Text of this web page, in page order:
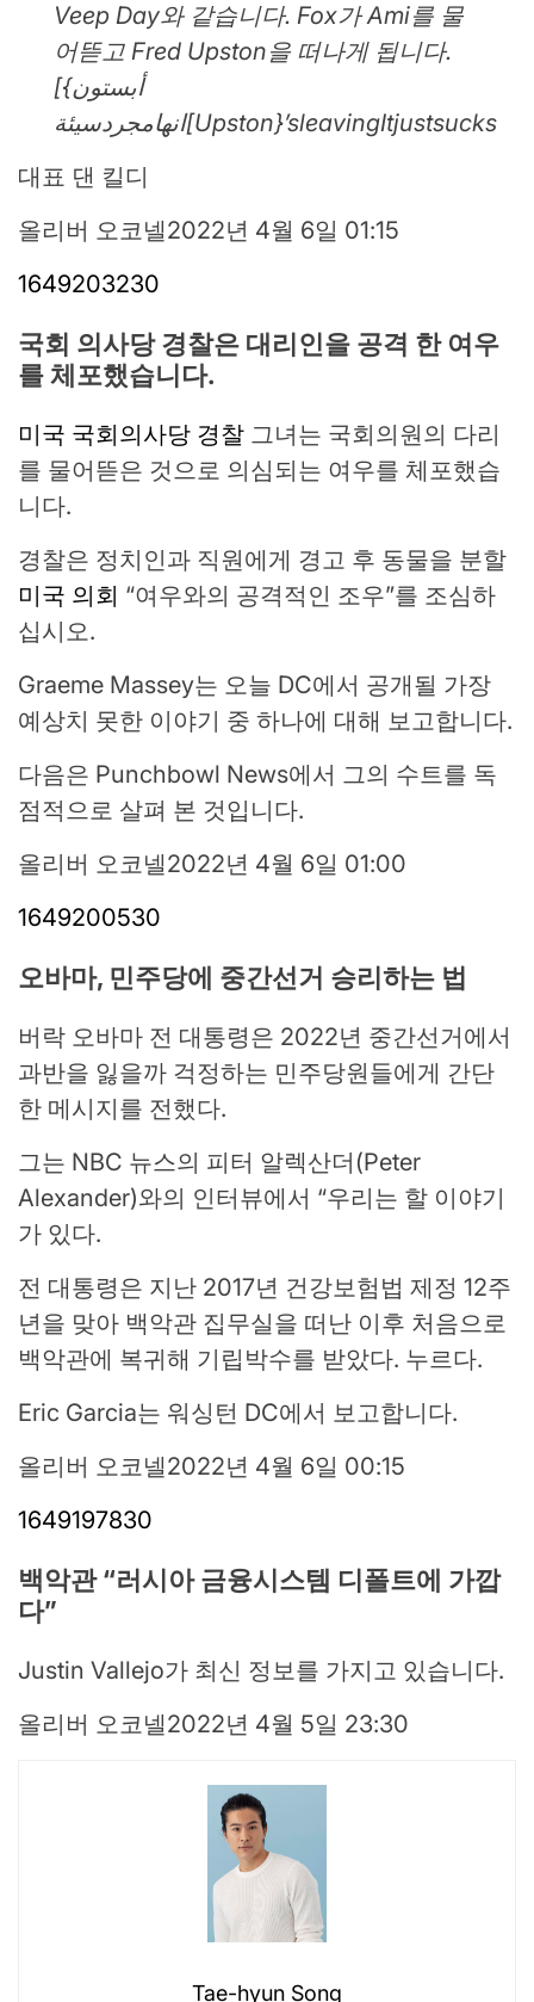
Veep Day와 같습니다. Fox가 Ami를 물
어뜯고 Fred Upston을 떠나게 됩니다.
[أبستون}
انهامجردسيئة[Upston}’sleavingItjustsucks
대표 댄 킬디
올리버 오코넬2022년 4월 6일 01:15
1649203230
국회 의사당 경찰은 대리인을 공격 한 여우
를 체포했습니다.
미국 국회의사당 경찰 그녀는 국회의원의 다리
를 물어뜯은 것으로 의심되는 여우를 체포했습
니다.
경찰은 정치인과 직원에게 경고 후 동물을 분할
미국 의회 “여우와의 공격적인 조우”를 조심하
십시오.
Graeme Massey는 오늘 DC에서 공개될 가장
예상치 못한 이야기 ​​중 하나에 대해 보고합니다.
다음은 Punchbowl News에서 그의 수트를 독
점적으로 살펴 본 것입니다.
올리버 오코넬2022년 4월 6일 01:00
1649200530
오바마, 민주당에 중간선거 승리하는 법
버락 오바마 전 대통령은 2022년 중간선거에서
과반을 잃을까 걱정하는 민주당원들에게 간단
한 메시지를 전했다.
그는 NBC 뉴스의 피터 알렉산더(Peter
Alexander)와의 인터뷰에서 “우리는 할 이야기
가 있다.
전 대통령은 지난 2017년 건강보험법 제정 12주
년을 맞아 백악관 집무실을 떠난 이후 처음으로
백악관에 복귀해 기립박수를 받았다. 누르다.
Eric Garcia는 워싱턴 DC에서 보고합니다.
올리버 오코넬2022년 4월 6일 00:15
1649197830
백악관 “러시아 금융시스템 디폴트에 가깝
다”
Justin Vallejo가 최신 정보를 가지고 있습니다.
올리버 오코넬2022년 4월 5일 23:30
Tae-hyun Song